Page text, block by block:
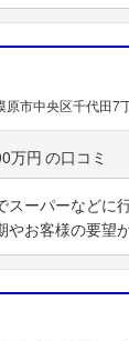
原市中央区千代田7
万円
ーパーなどに
やお客様の要望